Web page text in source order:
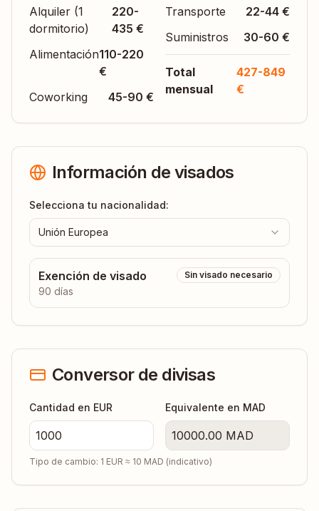
Alquiler (1
dormitorio)
220-
435 €
Alimentación110-220
€
Coworking
45-90 €
Transporte
22-44 €
Suministros
30-60 €
Total
mensual
427-849
€
Información de visados
Selecciona tu nacionalidad:
Unión Europea
Exención de visado
90 días
Sin visado necesario
Conversor de divisas
Cantidad en EUR Equivalente en MAD
10000.00 MAD
Tipo de cambio: 1 EUR ≈ 10 MAD (indicativo)